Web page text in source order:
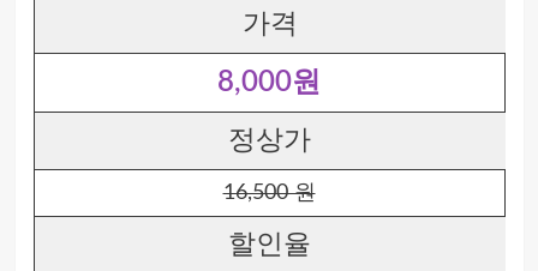
가격
8,000원
정상가
16,500 원
할인율